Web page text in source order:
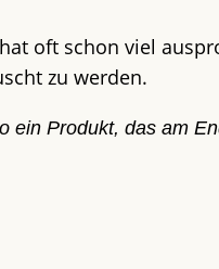
oft schon viel
zu werden.
ein Produkt, das am